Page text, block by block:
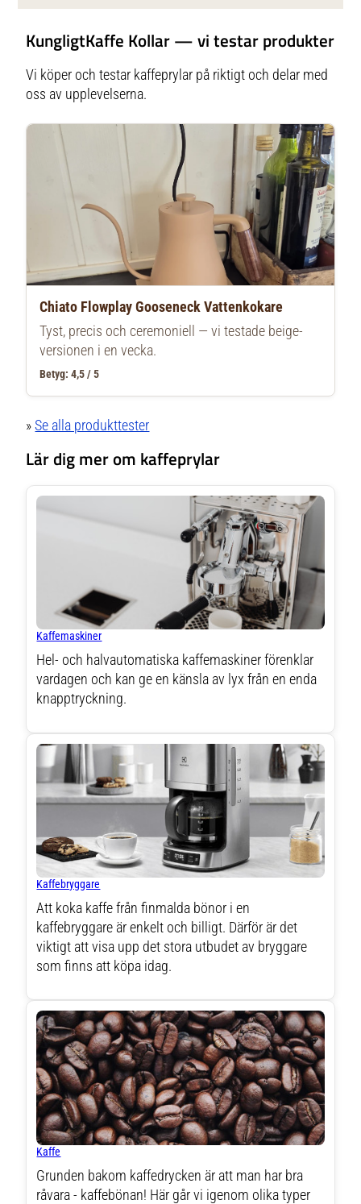
KungligtKaffe Kollar — vi testar produkter
Vi köper och testar kaffeprylar på riktigt och delar med
oss av upplevelserna.
Chiato Flowplay Gooseneck Vattenkokare
Tyst, precis och ceremoniell — vi testade beige-
versionen i en vecka.
Betyg: 4,5 / 5
»Se alla produkttester
Lär dig mer om kaffeprylar
Kaffemaskiner
Hel- och halvautomatiska kaffemaskiner förenklar
vardagen och kan ge en känsla av lyx från en enda
knapptryckning.
Kaffebryggare
Att koka kaffe från finmalda bönor i en
kaffebryggare är enkelt och billigt. Därför är det
viktigt att visa upp det stora utbudet av bryggare
som finns att köpa idag.
Kaffe
Grunden bakom kaffedrycken är att man har bra
råvara - kaffebönan! Här går vi igenom olika typer